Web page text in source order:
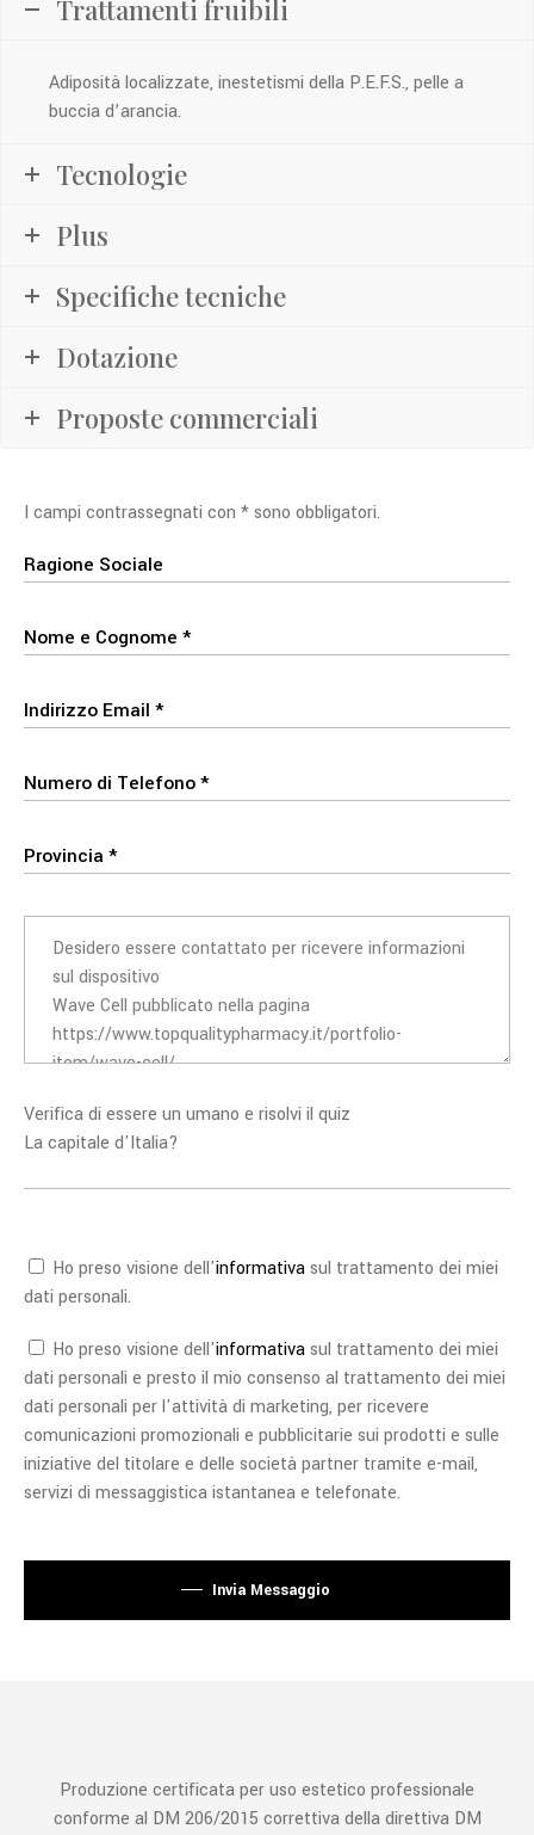
Trattamenti fruibili
Adiposità localizzate, inestetismi della P.E.F.S., pelle a
buccia d’arancia.
Tecnologie
Plus
Specifiche tecniche
Dotazione
Proposte commerciali
I campi contrassegnati con * sono obbligatori.
Verifica di essere un umano e risolvi il quiz
La capitale d'Italia?
Ho preso visione dell'informativasul trattamento dei miei
dati personali.
Ho preso visione dell'informativasul trattamento dei miei
dati personali e presto il mio consenso al trattamento dei miei
dati personali per l'attività di marketing, per ricevere
comunicazioni promozionali e pubblicitarie sui prodotti e sulle
iniziative del titolare e delle società partner tramite e-mail,
servizi di messaggistica istantanea e telefonate.
Invia Messaggio
Produzione certificata per uso estetico professionale
conforme al DM 206/2015 correttiva della direttiva DM